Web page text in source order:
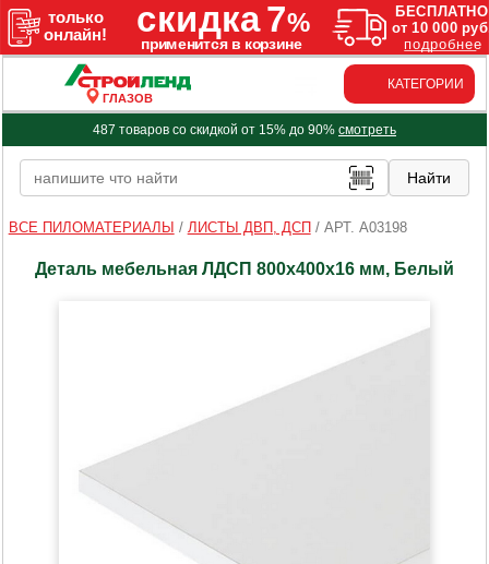
ГЛАЗОВ
КАТЕГОРИИ
487 товаров со скидкой от 15% до 90% смотреть
ВСЕ ПИЛОМАТЕРИАЛЫ / ЛИСТЫ ДВП, ДСП / АРТ. A03198
Деталь мебельная ЛДСП 800х400х16 мм, Белый